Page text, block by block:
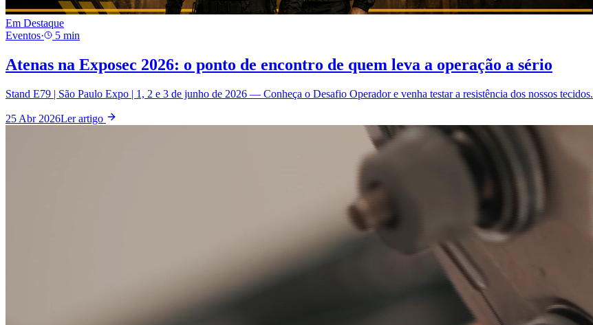
Em Destaque
Eventos· 5 min
Atenas na Exposec 2026: o ponto de encontro de quem leva a operação a sério
Stand E79 | São Paulo Expo | 1, 2 e 3 de junho de 2026 — Conheça o Desafio Operador e venha testar a resistência dos nossos tecidos.
25 Abr 2026Ler artigo